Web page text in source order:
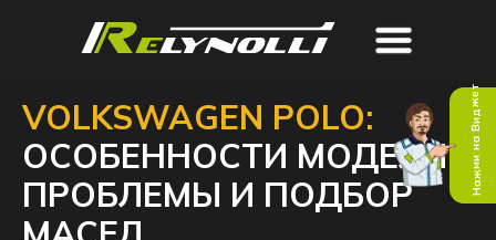
Нажми на Виджет
VOLKSWAGEN POLO:
ОСОБЕННОСТИ МОДЕЛИ,
ПРОБЛЕМЫ И ПОДБОР